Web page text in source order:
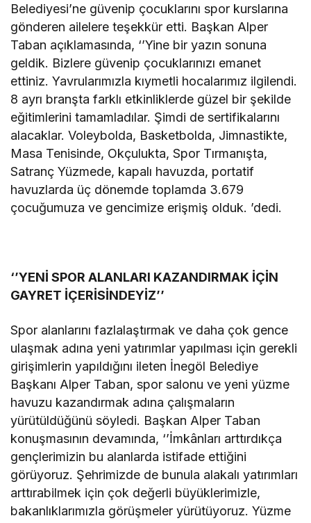
Belediyesi’ne güvenip çocuklarını spor kurslarına
gönderen ailelere teşekkür etti. Başkan Alper
Taban açıklamasında, ‘’Yine bir yazın sonuna
geldik. Bizlere güvenip çocuklarınızı emanet
ettiniz. Yavrularımızla kıymetli hocalarımız ilgilendi.
8 ayrı branşta farklı etkinliklerde güzel bir şekilde
eğitimlerini tamamladılar. Şimdi de sertifikalarını
alacaklar. Voleybolda, Basketbolda, Jimnastikte,
Masa Tenisinde, Okçulukta, Spor Tırmanışta,
Satranç Yüzmede, kapalı havuzda, portatif
havuzlarda üç dönemde toplamda 3.679
çocuğumuza ve gencimize erişmiş olduk. ’dedi.
‘’YENİ SPOR ALANLARI KAZANDIRMAK İÇİN
GAYRET İÇERİSİNDEYİZ’’
Spor alanlarını fazlalaştırmak ve daha çok gence
ulaşmak adına yeni yatırımlar yapılması için gerekli
girişimlerin yapıldığını ileten İnegöl Belediye
Başkanı Alper Taban, spor salonu ve yeni yüzme
havuzu kazandırmak adına çalışmaların
yürütüldüğünü söyledi. Başkan Alper Taban
konuşmasının devamında, ‘’İmkânları arttırdıkça
gençlerimizin bu alanlarda istifade ettiğini
görüyoruz. Şehrimizde de bunula alakalı yatırımları
arttırabilmek için çok değerli büyüklerimizle,
bakanlıklarımızla görüşmeler yürütüyoruz. Yüzme